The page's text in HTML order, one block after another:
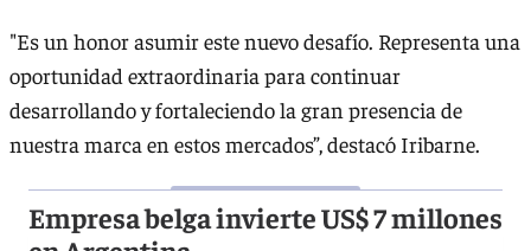
"Es un honor asumir este nuevo desafío. Representa una
oportunidad extraordinaria para continuar
desarrollando y fortaleciendo la gran presencia de
nuestra marca en estos mercados”, destacó Iribarne.
Empresa belga invierte US$ 7 millones